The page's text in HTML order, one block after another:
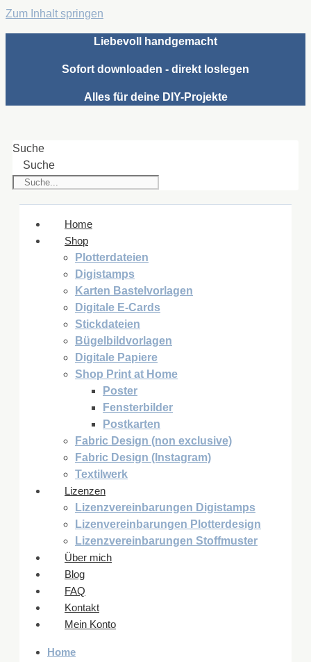
Zum Inhalt springen
Liebevoll handgemacht
Sofort downloaden - direkt loslegen
Alles für deine DIY-Projekte
Suche
Suche
Home
Shop
Plotterdateien
Digistamps
Karten Bastelvorlagen
Digitale E-Cards
Stickdateien
Bügelbildvorlagen
Digitale Papiere
Shop Print at Home
Poster
Fensterbilder
Postkarten
Fabric Design (non exclusive)
Fabric Design (Instagram)
Textilwerk
Lizenzen
Lizenzvereinbarungen Digistamps
Lizenvereinbarungen Plotterdesign
Lizenzvereinbarungen Stoffmuster
Über mich
Blog
FAQ
Kontakt
Mein Konto
Home